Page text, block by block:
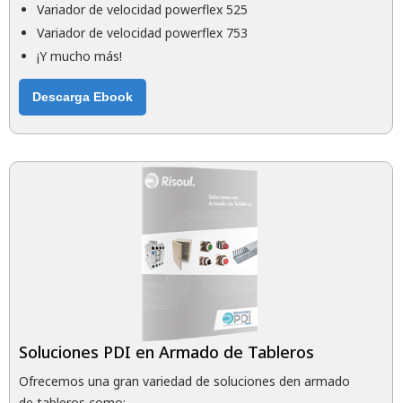
Variador de velocidad powerflex 525
Variador de velocidad powerflex 753
¡Y mucho más!
Descarga Ebook
Soluciones PDI en Armado de Tableros
Ofrecemos una gran variedad de soluciones den armado